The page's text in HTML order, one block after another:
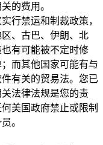
的费用。
行禁运和制裁政策，
、古巴、伊朗、北
有可能被不定时修
而其他国家可能有与
有关的贸易法。您已
法律法规是您的责
美国政府禁止或限制
。